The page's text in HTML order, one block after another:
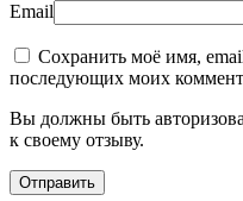
Email
Сохранить моё имя,
последующих моих
Вы должны быть
к своему отзыву.